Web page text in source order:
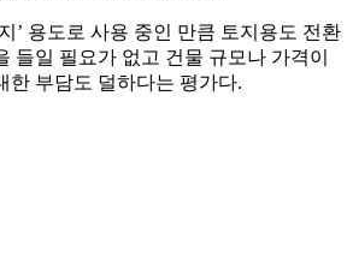
’ 용도로 사용 중인 만큼 토지용도 전환
들일 필요가 없고 건물 규모나 가격이
한 부담도 덜하다는 평가다.